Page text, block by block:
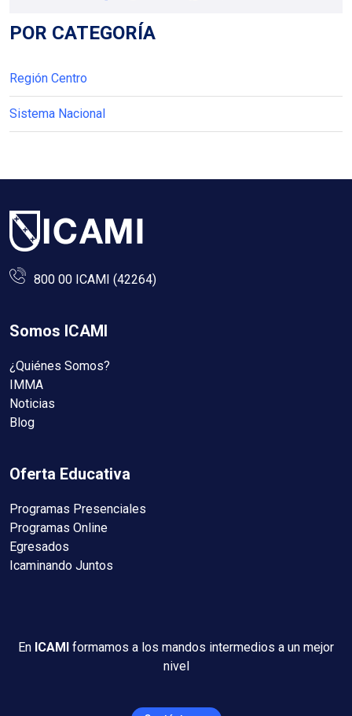
POR CATEGORÍA
Región Centro
Sistema Nacional
800 00 ICAMI (42264)
Somos ICAMI
¿Quiénes Somos?
IMMA
Noticias
Blog
Oferta Educativa
Programas Presenciales
Programas Online
Egresados
Icaminando Juntos
En ICAMI formamos a los mandos intermedios a un mejor
nivel